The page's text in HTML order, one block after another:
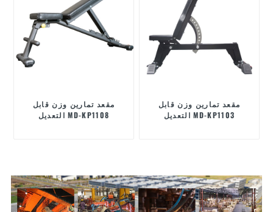
مقعد تمارين وزن قابل
التعديل MD-KP1108
مقعد تمارين وزن قابل
التعديل MD-KP1103